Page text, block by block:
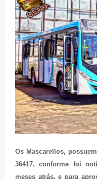
Os Mascarellos,
36417, conforme foi
meses atrás, e para